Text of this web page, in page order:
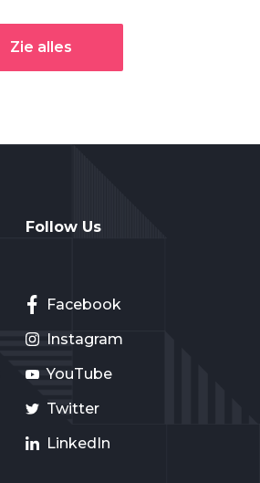
Zie alles
Follow Us
Facebook
Instagram
YouTube
Twitter
LinkedIn